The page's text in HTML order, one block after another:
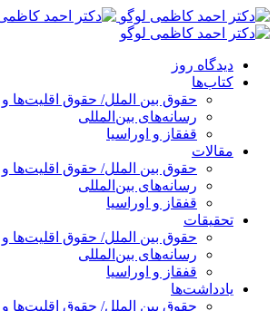
پرش
به
دیدگاه روز
کتاب‌ها
حقوق بین الملل/ حقوق اقلیت‌ها و
رسانه‌های بین‌المللی
قفقاز و اوراسیا
مقالات
حقوق بین الملل/ حقوق اقلیت‌ها و
رسانه‌های بین‌المللی
قفقاز و اوراسیا
تحقیقات
حقوق بین الملل/ حقوق اقلیت‌ها و
رسانه‌های بین‌المللی
قفقاز و اوراسیا
یادداشت‌ها
حقوق بین الملل/ حقوق اقلیت‌ها و